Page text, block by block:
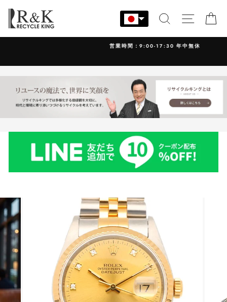
ン
す
検索 サイト
営業時間：9:00-17:30 年中無休